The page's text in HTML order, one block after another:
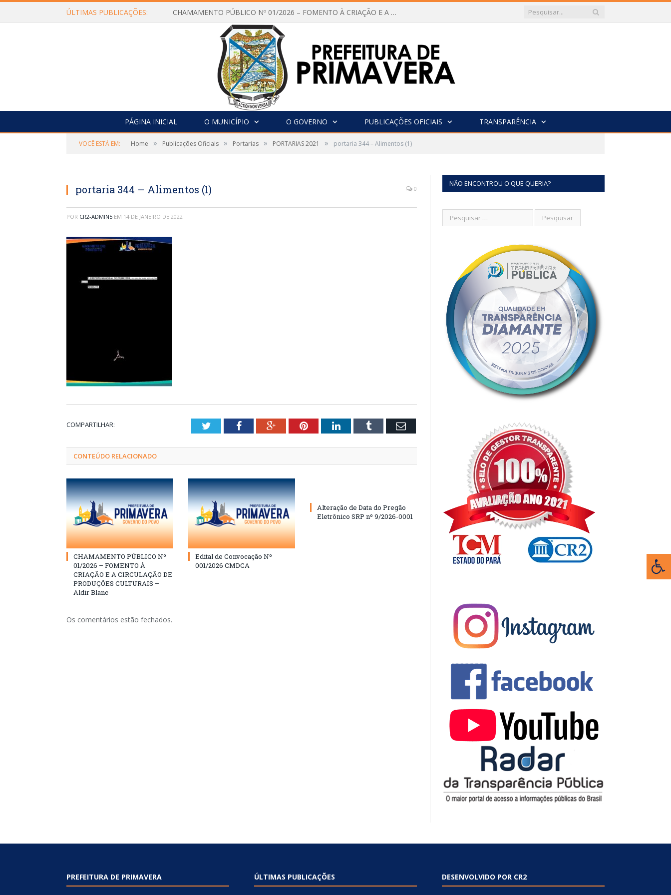
ÚLTIMAS PUBLICAÇÕES: CHAMAMENTO PÚBLICO Nº 01/2026 – FOMENTO À CRIAÇÃO E A CIRCULAÇÃO DE PRODUÇÕES CULTURAIS – Aldir Blanc
PÁGINA INICIAL O MUNICÍPIO O GOVERNO PUBLICAÇÕES OFICIAIS TRANSPARÊNCIA
VOCÊ ESTÁ EM: Home » Publicações Oficiais » Portarias » PORTARIAS 2021 » portaria 344 – Alimentos (1)
portaria 344 – Alimentos (1) 0
POR CR2-ADMIN5 EM 14 DE JANEIRO DE 2022
COMPARTILHAR: TwitterFacebookGoogle+PinterestLinkedInTumblr Email
CONTEÚDO RELACIONADO
CHAMAMENTO PÚBLICO Nº
01/2026 – FOMENTO À
CRIAÇÃO E A CIRCULAÇÃO DE
PRODUÇÕES CULTURAIS –
Aldir Blanc
Edital de Convocação Nº
001/2026 CMDCA
Alteração de Data do Pregão
Eletrônico SRP nº 9/2026-0001
Os comentários estão fechados.
NÃO ENCONTROU O QUE QUERIA?
PREFEITURA DE PRIMAVERA ÚLTIMAS PUBLICAÇÕES DESENVOLVIDO POR CR2